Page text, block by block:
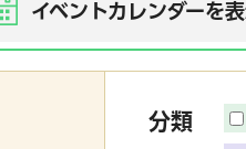
イベントカレンダーを
分類